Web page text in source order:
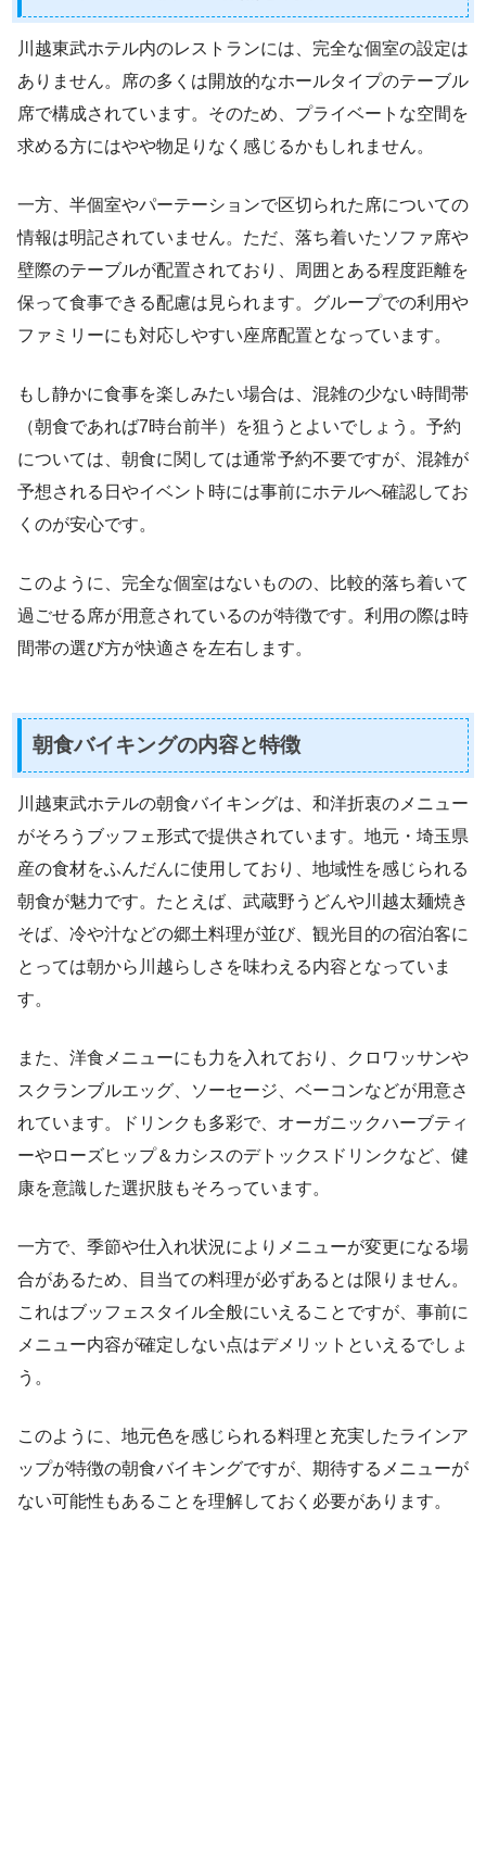
川越東武ホテル内のレストランには、完全な個室の設定は
ありません。席の多くは開放的なホールタイプのテーブル
席で構成されています。そのため、プライベートな空間を
求める方にはやや物足りなく感じるかもしれません。
一方、半個室やパーテーションで区切られた席についての
情報は明記されていません。ただ、落ち着いたソファ席や
壁際のテーブルが配置されており、周囲とある程度距離を
保って食事できる配慮は見られます。グループでの利用や
ファミリーにも対応しやすい座席配置となっています。
もし静かに食事を楽しみたい場合は、混雑の少ない時間帯
（朝食であれば7時台前半）を狙うとよいでしょう。予約
については、朝食に関しては通常予約不要ですが、混雑が
予想される日やイベント時には事前にホテルへ確認してお
くのが安心です。
このように、完全な個室はないものの、比較的落ち着いて
過ごせる席が用意されているのが特徴です。利用の際は時
間帯の選び方が快適さを左右します。
朝食バイキングの内容と特徴
川越東武ホテルの朝食バイキングは、和洋折衷のメニュー
がそろうブッフェ形式で提供されています。地元・埼玉県
産の食材をふんだんに使用しており、地域性を感じられる
朝食が魅力です。たとえば、武蔵野うどんや川越太麺焼き
そば、冷や汁などの郷土料理が並び、観光目的の宿泊客に
とっては朝から川越らしさを味わえる内容となっていま
す。
また、洋食メニューにも力を入れており、クロワッサンや
スクランブルエッグ、ソーセージ、ベーコンなどが用意さ
れています。ドリンクも多彩で、オーガニックハーブティ
ーやローズヒップ＆カシスのデトックスドリンクなど、健
康を意識した選択肢もそろっています。
一方で、季節や仕入れ状況によりメニューが変更になる場
合があるため、目当ての料理が必ずあるとは限りません。
これはブッフェスタイル全般にいえることですが、事前に
メニュー内容が確定しない点はデメリットといえるでしょ
う。
このように、地元色を感じられる料理と充実したラインア
ップが特徴の朝食バイキングですが、期待するメニューが
ない可能性もあることを理解しておく必要があります。